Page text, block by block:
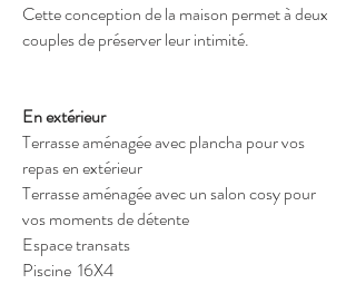
Cette conception de la maison permet à deux
couples de préserver leur intimité.
En extérieur
Terrasse aménagée avec plancha pour vos
repas en extérieur
Terrasse aménagée avec un salon cosy pour
vos moments de détente
Espace transats
Piscine 16X4